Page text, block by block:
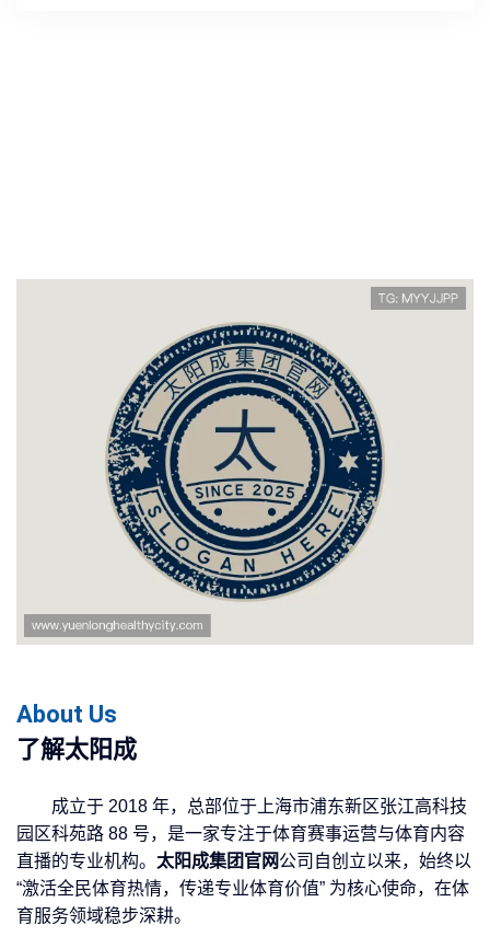
About Us
了解太阳成
成立于 2018 年，总部位于上海市浦东新区张江高科技
园区科苑路 88 号，是一家专注于体育赛事运营与体育内容
直播的专业机构。 太阳成集团官网公司自创立以来，始终以
“激活全民体育热情，传递专业体育价值” 为核心使命，在体
育服务领域稳步深耕。